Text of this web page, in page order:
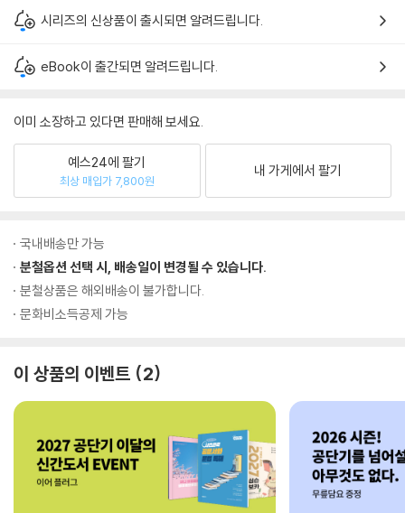
시리즈의 신상품이 출시되면 알려드립니다.
eBook이 출간되면 알려드립니다.
이미 소장하고 있다면 판매해 보세요.
예스24에 팔기
최상 매입가 7,800원
내 가게에서 팔기
국내배송만 가능
분철옵션 선택 시, 배송일이 변경될 수 있습니다.
분철상품은 해외배송이 불가합니다.
문화비소득공제 가능
이 상품의 이벤트 2